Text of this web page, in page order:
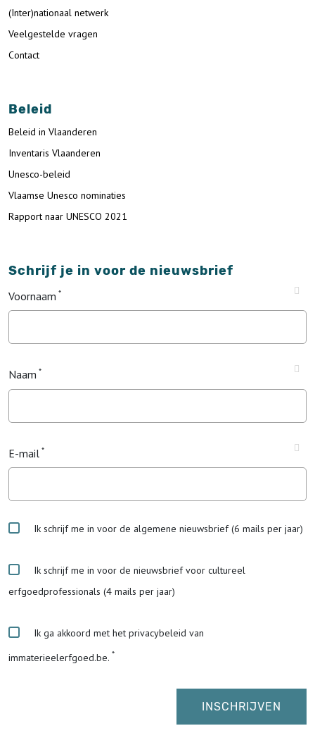
(Inter)nationaal netwerk
Veelgestelde vragen
Contact
Beleid
Beleid in Vlaanderen
Inventaris Vlaanderen
Unesco-beleid
Vlaamse Unesco nominaties
Rapport naar UNESCO 2021
Schrijf je in voor de nieuwsbrief
Voornaam
Naam
E-mail
Ik schrijf me in voor de algemene nieuwsbrief (6 mails per jaar)
Ik schrijf me in voor de nieuwsbrief voor cultureel
erfgoedprofessionals (4 mails per jaar)
Ik ga akkoord met het privacybeleid van
immaterieelerfgoed.be.